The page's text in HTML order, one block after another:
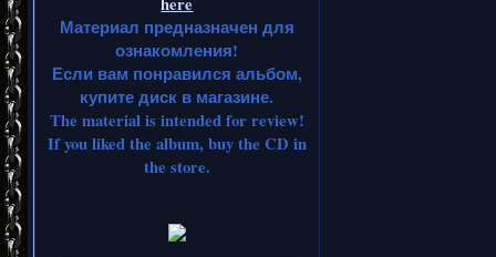
Материал предназначен для
ознакомления!
Если вам понравился альбом,
купите диск в магазине.
The material is intended for review!
If you liked the album, buy the CD in
the store.